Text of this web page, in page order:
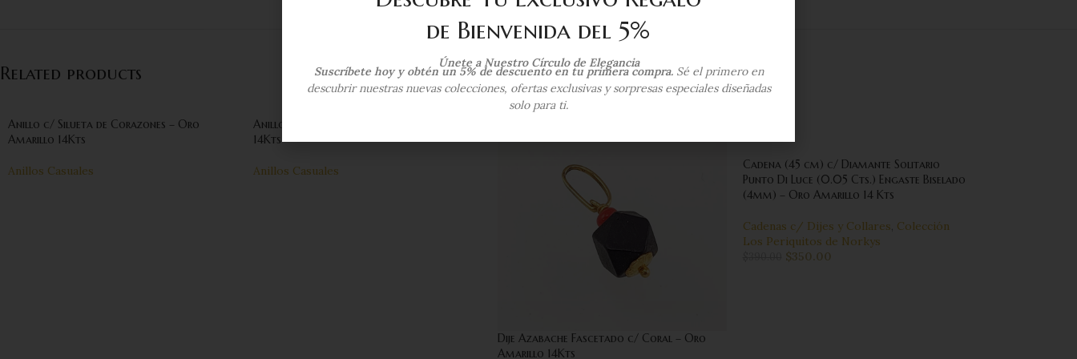
Related products
Anillo c/ Silueta de Corazones – Oro
Amarillo 14Kts
Anillos Casuales
Anillo c/ Figura de Hojas – Oro Amarillo
14Kts
Anillos Casuales
Dije Azabache Fascetado c/ Coral – Oro
Amarillo 14Kts
Cadena (45 cm) c/ Diamante Solitario
Punto Di Luce (0.05 Cts.) Engaste Biselado
(4mm) – Oro Amarillo 14 Kts
Cadenas c/ Dijes y Collares, Colección
Los Periquitos de Norkys
$350.00
de Bienvenida del 5%
Únete a Nuestro Círculo de Elegancia
Suscríbete hoy y obtén un 5% de descuento en tu primera compra.Sé el primero en
descubrir nuestras nuevas colecciones, ofertas exclusivas y sorpresas especiales diseñadas
solo para ti.